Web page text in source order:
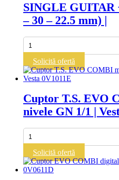
GN
|
Vesta
0V1211E
SINGLE GUITAR
– 30 – 22.5 mm) |
Cantitate
SINGLE
GUITAR
+
3
FRAMES
-
30
-
22.5
mm)
|
Solicită ofertă
Cuptor T.S. EVO
nivele GN 1/1 |
Cantitate
Cuptor
T.S.
EVO
COMBI
manual
Solicită ofertă